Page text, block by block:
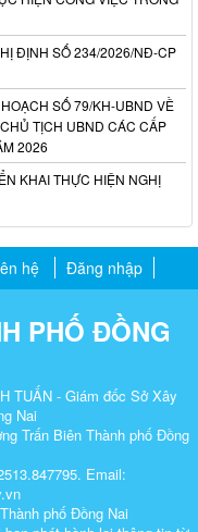
ĐỊNH SỐ 234/2026/NĐ-CP
SỐ 79/KH-UBND VỀ
TỊCH UBND CÁC CẤP
2026
KHAI THỰC HIỆN NGHỊ
hệ Đăng nhập
PHỐ ĐỒNG
TUẤN - Giám đốc Sở Xây
Nai
Trấn Biên Thành phố Đồng
Email:
phố Đồng Nai